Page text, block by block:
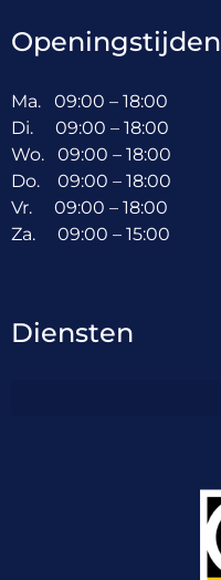
Openingstijden
Ma. 09:00 – 18:00
Di. 09:00 – 18:00
Wo. 09:00 – 18:00
Do. 09:00 – 18:00
Vr. 09:00 – 18:00
Za. 09:00 – 15:00
Diensten